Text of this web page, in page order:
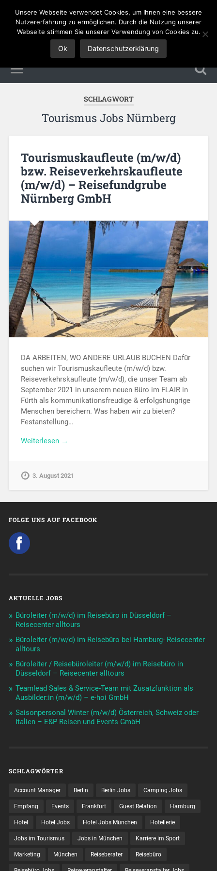
Tourismus Jobs
SCHLAGWORT
Tourismus Jobs Nürnberg
Tourismuskaufleute (m/w/d)
bzw. Reiseverkehrskaufleute
(m/w/d) – Reisefundgrube
Nürnberg GmbH
DA ARBEITEN, WO ANDERE URLAUB BUCHEN Dafür
suchen wir Tourismuskaufleute (m/w/d) bzw.
Reiseverkehrskaufleute (m/w/d), die unser Team ab
September 2021 in unserem neuen Büro im FLAIR in
Fürth als kommunikationsfreudige & erfolgshungrige
Menschen bereichern. Was haben wir zu bieten?
Festanstellung…
Weiterlesen →
3. August 2021
FOLGE UNS AUF FACEBOOK
AKTUELLE JOBS
Büroleiter (m/w/d) im Reisebüro in Düsseldorf –
Reisecenter alltours
Büroleiter (m/w/d) im Reisebüro bei Hamburg- Reisecenter
alltours
Büroleiter / Reisebüroleiter (m/w/d) im Reisebüro in
Düsseldorf – Reisecenter alltours
Teamlead Sales & Service-Team mit Zusatzfunktion als
Ausbilder:in (m/w/d) – e-hoi GmbH
Saisonpersonal Winter (m/w/d) Österreich, Schweiz oder
Italien – E&P Reisen und Events GmbH
SCHLAGWÖRTER
Account Manager Berlin Berlin Jobs Camping Jobs
Empfang Events Frankfurt Guest Relation Hamburg
Hotel Hotel Jobs Hotel Jobs München Hotellerie
Jobs im Tourismus Jobs in München Karriere im Sport
Marketing München Reiseberater Reisebüro
Unsere Webseite verwendet Cookies, um Ihnen eine bessere
Nutzererfahrung zu ermöglichen. Durch die Nutzung unserer
Webseite stimmen Sie unserer Verwendung von Cookies zu.
Ok Datenschutzerklärung